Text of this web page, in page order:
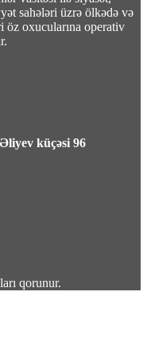
gəmisini
ölkələri
təmin edə
sahələri üzrə ölkədə və
öz oxucularına operativ
küçəsi 96
qorunur.